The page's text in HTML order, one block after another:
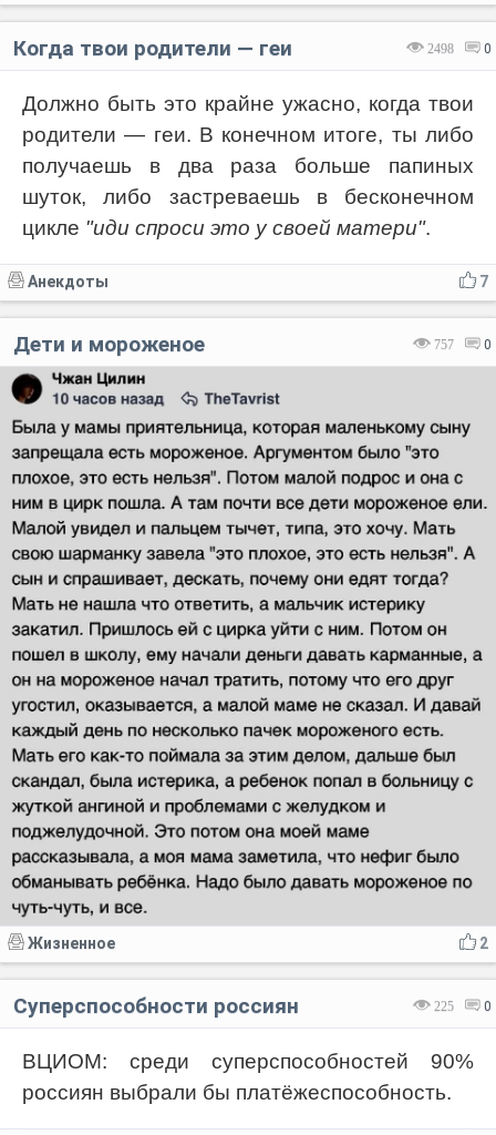
2498 0
Когда твои родители — геи
Должно быть это крайне ужасно, когда твои
родители — геи. В конечном итоге, ты либо
получаешь в два раза больше папиных
шуток, либо застреваешь в бесконечном
цикле "иди спроси это у своей матери".
7
Анекдоты
757 0
Дети и мороженое
2
Жизненное
225 0
Суперспособности россиян
ВЦИОМ: среди суперспособностей 90%
россиян выбрали бы платёжеспособность.